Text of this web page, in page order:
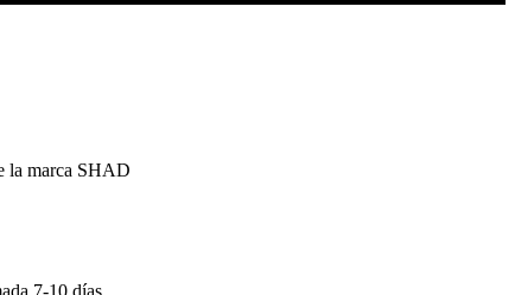
la marca SHAD